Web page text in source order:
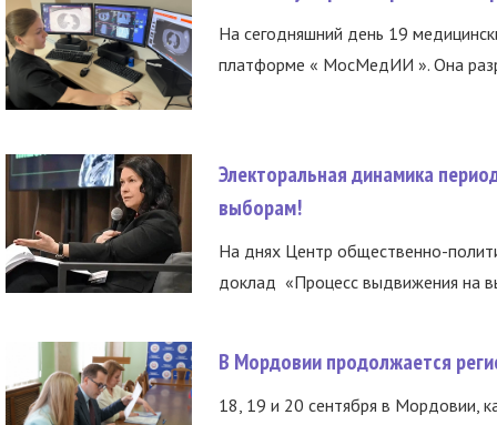
На сегодняшний день 19
платформе « МосМедИИ ». Она
Электоральная динамика
выборам!
На днях Центр общественно-
доклад «Процесс выдвижения на
В Мордовии продолжается
18, 19 и 20 сентября в Мордовии,